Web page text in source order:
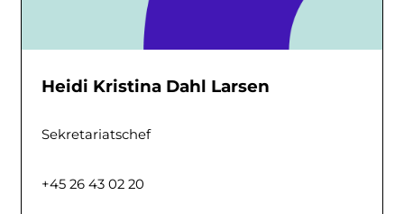
Heidi Kristina Dahl Larsen
Sekretariatschef
+45 26 43 02 20